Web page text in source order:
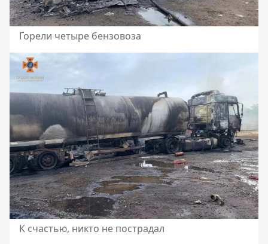
Горели четыре бензовоза
К счастью, никто не пострадал